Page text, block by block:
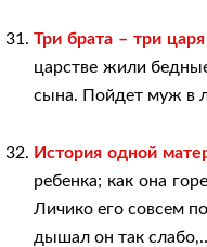
Три брата – три царя
царстве жили
сына. Пойдет муж в
История одной
ребенка; как она
Личико его совсем
дышал он так